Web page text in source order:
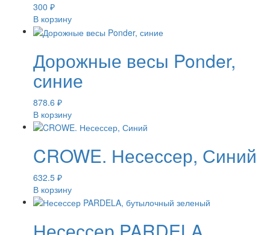
300 ₽
В корзину
Дорожные весы Ponder,
синие
878.6 ₽
В корзину
CROWE. Несессер, Синий
632.5 ₽
В корзину